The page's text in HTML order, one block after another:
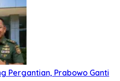
Pergantian, Prabowo Ganti